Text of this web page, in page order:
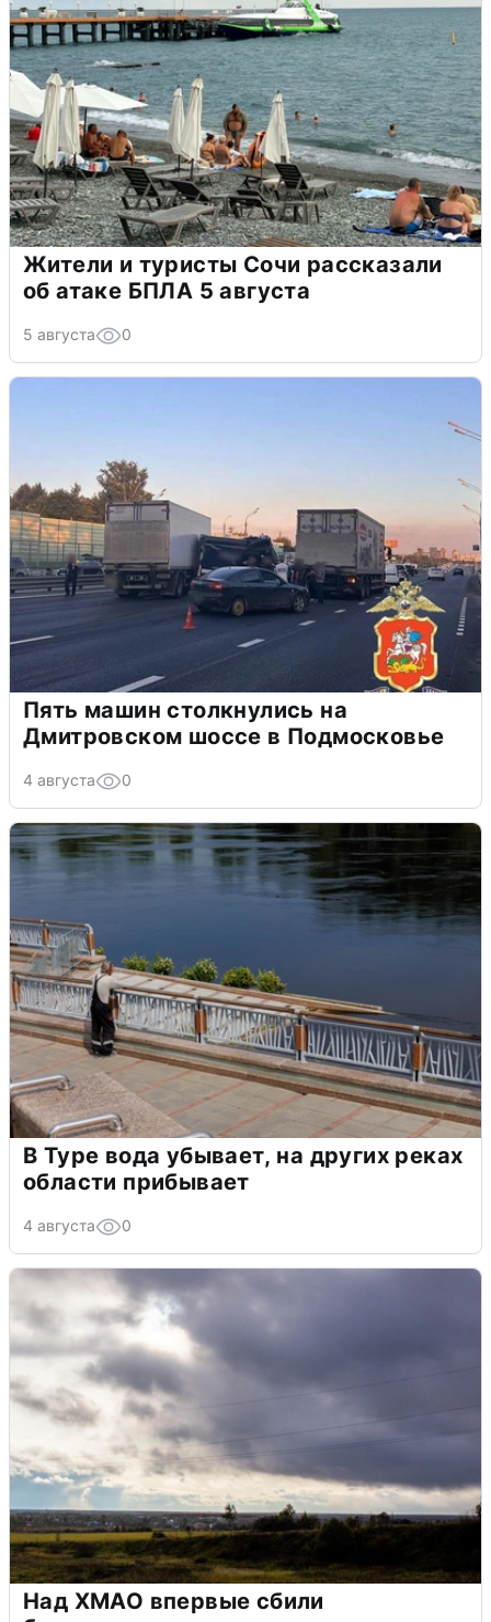
Жители и туристы Сочи рассказали
об атаке БПЛА 5 августа
5 августа 0
Пять машин столкнулись на
Дмитровском шоссе в Подмосковье
4 августа 0
В Туре вода убывает, на других реках
области прибывает
4 августа 0
Над ХМАО впервые сбили